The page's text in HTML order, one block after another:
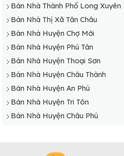
Bán Nhà Thành Phố Long Xuyên
Bán Nhà Thị Xã Tân Châu
Bán Nhà Huyện Chợ Mới
Bán Nhà Huyện Phú Tân
Bán Nhà Huyện Thoại Sơn
Bán Nhà Huyện Châu Thành
Bán Nhà Huyện An Phú
Bán Nhà Huyện Tri Tôn
Bán Nhà Huyện Châu Phú